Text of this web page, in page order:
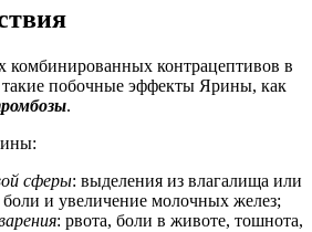
контрацептивов в
побочные эффекты Ярины, как
.
сферы: выделения из влагалища или
и увеличение молочных желез;
: рвота, боли в животе, тошнота,